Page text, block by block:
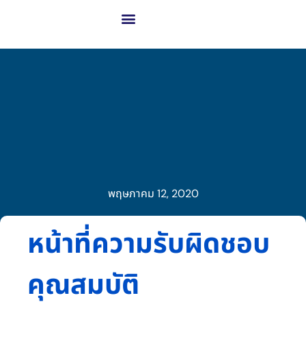
พฤษภาคม 12, 2020
หน้าที่ความรับผิดชอบ
คุณสมบัติ